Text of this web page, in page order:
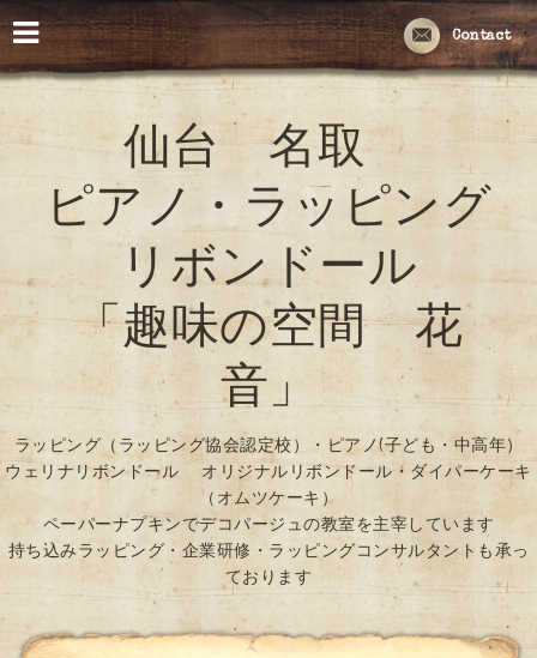
Contact
仙台 名取
ピアノ・ラッピング
リボンドール
「趣味の空間 花
音」
ラッピング（ラッピング協会認定校）・ピアノ(子ども・中高年）
ウェリナリボンドール オリジナルリボンドール・ダイパーケーキ
（オムツケーキ）
ペーパーナプキンでデコパージュの教室を主宰しています
持ち込みラッピング・企業研修・ラッピングコンサルタントも承っ
ております